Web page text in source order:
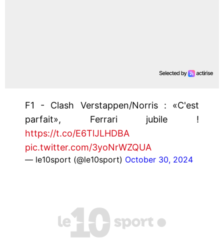
F1 - Clash Verstappen/Norris : «C'est
parfait», Ferrari jubile !
https://t.co/E6TlJLHDBA
pic.twitter.com/3yoNrWZQUA
— le10sport (@le10sport) October 30, 2024